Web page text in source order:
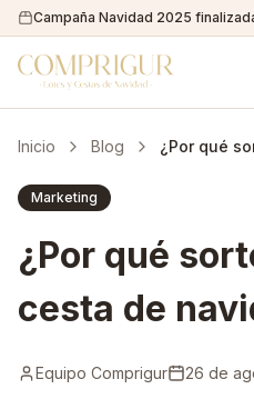
Inicio Blog
Marketing
¿Por qué
cesta de
Equipo Comprigur 26 de